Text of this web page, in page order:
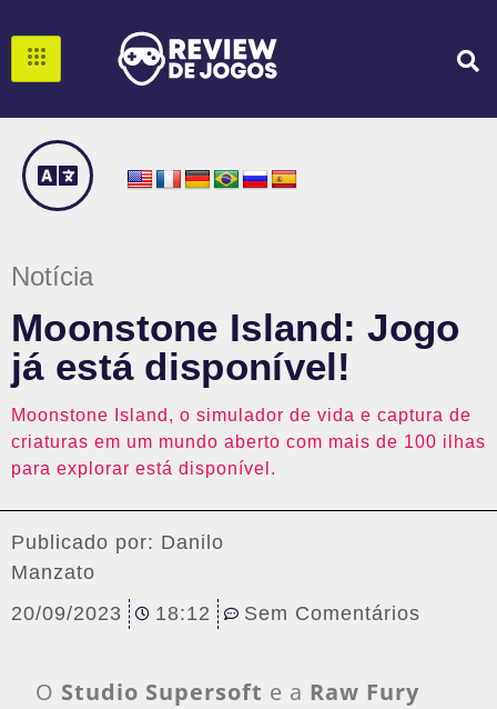
Notícia
Moonstone Island: Jogo
já está disponível!
Moonstone Island, o simulador de vida e captura de
criaturas em um mundo aberto com mais de 100 ilhas
para explorar está disponível.
Publicado por: Danilo
Manzato
20/09/2023
18:12 Sem Comentários
O Studio Supersoft e a Raw Fury